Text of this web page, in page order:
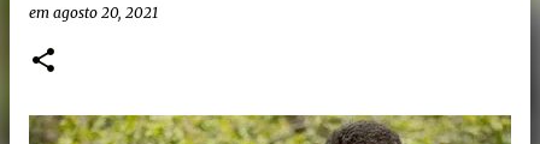
em agosto 20, 2021